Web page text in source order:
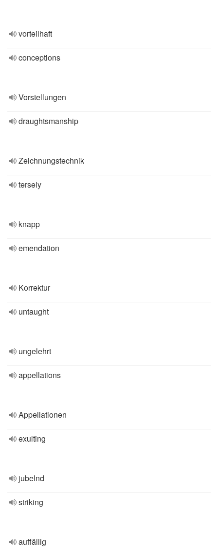
vorteilhaft
conceptions
Vorstellungen
draughtsmanship
Zeichnungstechnik
tersely
knapp
emendation
Korrektur
untaught
ungelehrt
appellations
Appellationen
exulting
jubelnd
striking
auffällig